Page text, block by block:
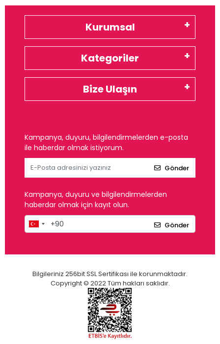
Kurumsal
Kategoriler
Bize Ulaşın
Kampanya, duyuru, bilgilendirmelerden e-posta
ile haberdar olmak istiyorum.
Gönder
Kampanya, duyuru ve bilgilendirmelerden
haberdar olmak için kayıt olun.
Gönder
Bilgileriniz 256bit SSL Sertifikası ile korunmaktadır.
Copyright © 2022 Tüm hakları saklıdır.